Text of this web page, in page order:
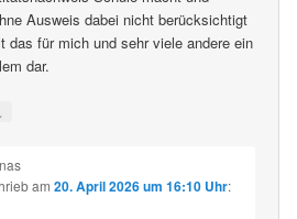
Ausweis dabei nicht berücksichtigt
das für mich und sehr viele andere ein
dar.
am 20. April 2026 um 16:10 Uhr: